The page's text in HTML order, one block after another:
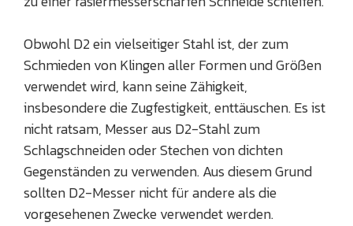
Obwohl D2 ein vielseitiger Stahl ist, der zum
Schmieden von Klingen aller Formen und Größen
verwendet wird, kann seine Zähigkeit,
insbesondere die Zugfestigkeit, enttäuschen. Es ist
nicht ratsam, Messer aus D2-Stahl zum
Schlagschneiden oder Stechen von dichten
Gegenständen zu verwenden. Aus diesem Grund
sollten D2-Messer nicht für andere als die
vorgesehenen Zwecke verwendet werden.